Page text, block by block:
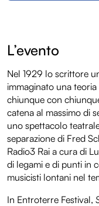
L’evento
Nel 1929 lo scrittore
immaginato una
chiunque con
catena al massimo di
uno spettacolo
separazione di Fred
Radio3 Rai a cura di
di legami e di punti in
musicisti lontani nel
In Entroterre Festival,